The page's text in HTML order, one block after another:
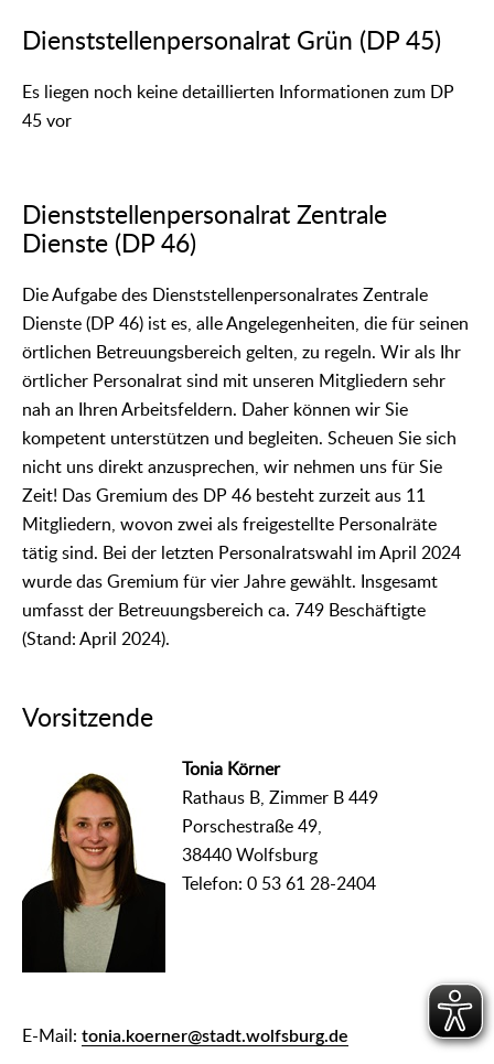
Dienststellenpersonalrat Grün (DP 45)
Es liegen noch keine detaillierten Informationen zum DP
45 vor
Dienststellenpersonalrat Zentrale
Dienste (DP 46)
Die Aufgabe des Dienststellenpersonalrates Zentrale
Dienste (DP 46) ist es, alle Angelegenheiten, die für seinen
örtlichen Betreuungsbereich gelten, zu regeln. Wir als Ihr
örtlicher Personalrat sind mit unseren Mitgliedern sehr
nah an Ihren Arbeitsfeldern. Daher können wir Sie
kompetent unterstützen und begleiten. Scheuen Sie sich
nicht uns direkt anzusprechen, wir nehmen uns für Sie
Zeit! Das Gremium des DP 46 besteht zurzeit aus 11
Mitgliedern, wovon zwei als freigestellte Personalräte
tätig sind. Bei der letzten Personalratswahl im April 2024
wurde das Gremium für vier Jahre gewählt. Insgesamt
umfasst der Betreuungsbereich ca. 749 Beschäftigte
(Stand: April 2024).
Vorsitzende
Tonia Körner
Rathaus B, Zimmer B 449
Porschestraße 49,
38440 Wolfsburg
Telefon: 0 53 61 28-2404
E-Mail: tonia.koerner@stadt.wolfsburg.de